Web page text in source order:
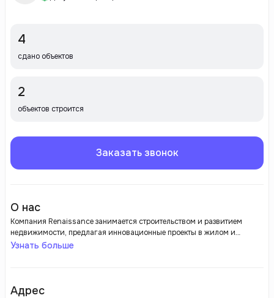
4
сдано объектов
2
объектов строится
Заказать звонок
О нас
Компания Renaissance занимается строительством и развитием
недвижимости, предлагая инновационные проекты в жилом и
коммерческом сегментах. Она славится высоким качеством своих
Узнать больше
Адрес